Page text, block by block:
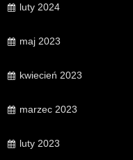
luty 2024
maj 2023
kwiecień 2023
marzec 2023
luty 2023